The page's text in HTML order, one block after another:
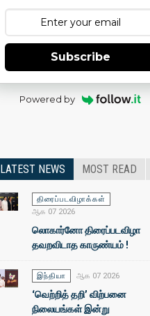
Subscribe
Powered by
LATEST NEWS MOST READ
திரைப்படவிழாக்கள்
ஆக 07 2026
லொகார்னோ திரைப்படவிழா
தவறவிடாத காருண்யம் !
இந்தியா ஆக 07 2026
‘வெற்றித் தறி’ விற்பனை
நிலையங்கள் இன்று